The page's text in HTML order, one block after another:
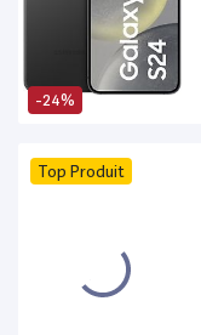
-24%
Top Produit